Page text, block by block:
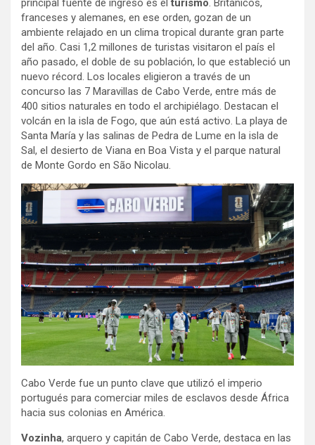
principal fuente de ingreso es elturismo. Británicos,
franceses y alemanes, en ese orden, gozan de un
ambiente relajado en un clima tropical durante gran parte
del año. Casi 1,2 millones de turistas visitaron el país el
año pasado, el doble de su población, lo que estableció un
nuevo récord. Los locales eligieron a través de un
concurso las 7 Maravillas de Cabo Verde, entre más de
400 sitios naturales en todo el archipiélago. Destacan el
volcán en la isla de Fogo, que aún está activo. La playa de
Santa María y las salinas de Pedra de Lume en la isla de
Sal, el desierto de Viana en Boa Vista y el parque natural
de Monte Gordo en São Nicolau.
Cabo Verde fue un punto clave que utilizó el imperio
portugués para comerciar miles de esclavos desde África
hacia sus colonias en América.
Vozinha, arquero y capitán de Cabo Verde, destaca en las